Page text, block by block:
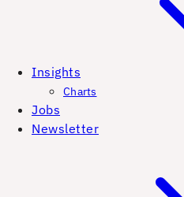
Insights
Charts
Jobs
Newsletter